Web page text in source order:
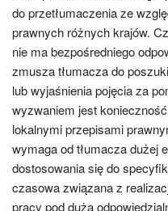
do przetłumaczenia ze
prawnych różnych krajów.
nie ma bezpośredniego
zmusza tłumacza do
lub wyjaśnienia pojęcia za
wyzwaniem jest
lokalnymi przepisami
wymaga od tłumacza dużej
dostosowania się do
czasowa związana z
pracy pod dużą